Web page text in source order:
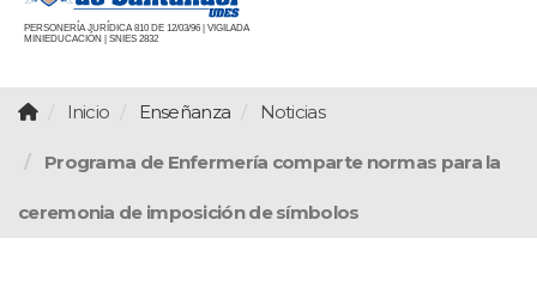
PERSONERÍA JURÍDICA 810 DE 12/03/96 | VIGILADA
MINIEDUCACIÓN | SNIES 2832
Inicio Enseñanza Noticias
Programa de Enfermería comparte normas para la
ceremonia de imposición de símbolos